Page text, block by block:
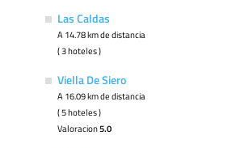
Las Caldas
A 14.78 km de distancia
( 3 hoteles )
Viella De Siero
A 16.09 km de distancia
( 5 hoteles )
Valoracion5.0